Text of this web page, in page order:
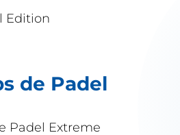
Edition
de Padel
Padel Extreme